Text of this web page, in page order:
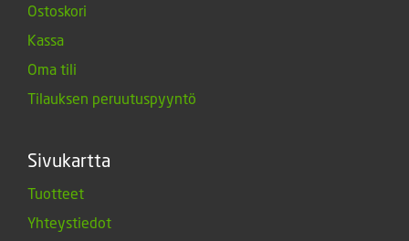
Ostoskori
Kassa
Oma tili
Tilauksen peruutuspyyntö
Sivukartta
Tuotteet
Yhteystiedot